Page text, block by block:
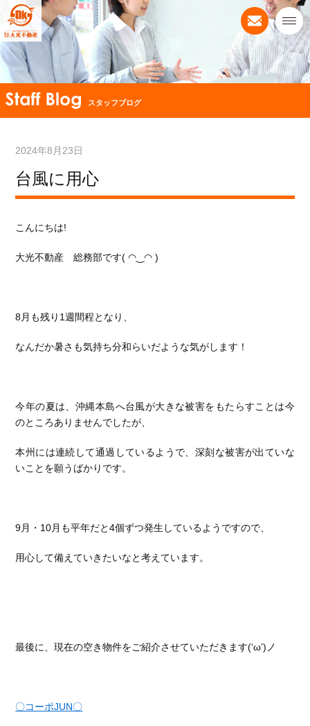
スタッフブログ
2024年8月23日
台風に用心
こんにちは!
大光不動産 総務部です( ◠‿◠ )
8月も残り1週間程となり、
なんだか暑さも気持ち分和らいだような気がします！
今年の夏は、沖縄本島へ台風が大きな被害をもたらすことは今
のところありませんでしたが、
本州には連続して通過しているようで、深刻な被害が出ていな
いことを願うばかりです。
9月・10月も平年だと4個ずつ発生しているようですので、
用心して備えていきたいなと考えています。
最後に、現在の空き物件をご紹介させていただきます(‘ω’)ノ
〇コーポJUN〇